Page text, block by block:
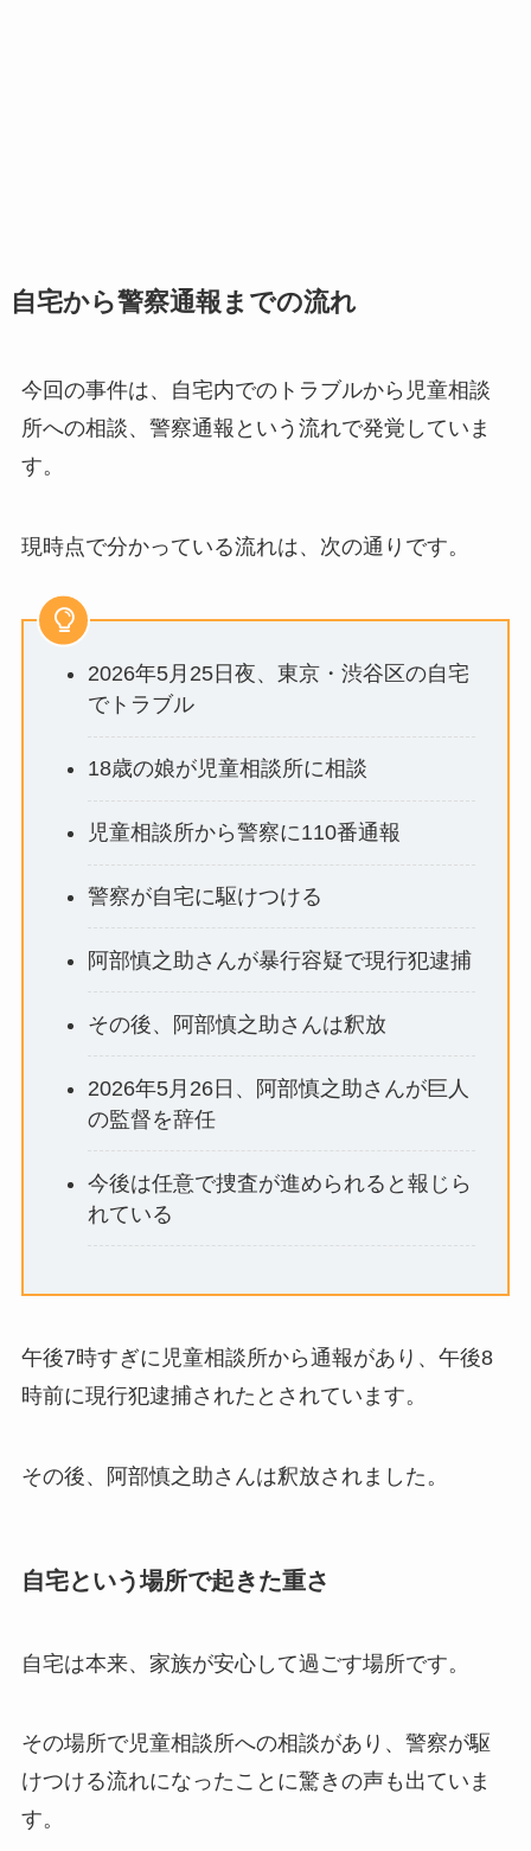
自宅から警察通報までの流れ
今回の事件は、自宅内でのトラブルから児童相談
所への相談、警察通報という流れで発覚していま
す。
現時点で分かっている流れは、次の通りです。
2026年5月25日夜、東京・渋谷区の自宅
でトラブル
18歳の娘が児童相談所に相談
児童相談所から警察に110番通報
警察が自宅に駆けつける
阿部慎之助さんが暴行容疑で現行犯逮捕
その後、阿部慎之助さんは釈放
2026年5月26日、阿部慎之助さんが巨人
の監督を辞任
今後は任意で捜査が進められると報じら
れている
午後7時すぎに児童相談所から通報があり、午後8
時前に現行犯逮捕されたとされています。
その後、阿部慎之助さんは釈放されました。
自宅という場所で起きた重さ
自宅は本来、家族が安心して過ごす場所です。
その場所で児童相談所への相談があり、警察が駆
けつける流れになったことに驚きの声も出ていま
す。